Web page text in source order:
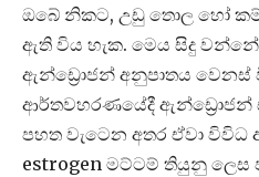
ඔබේ නිකට, උඩු තොල හෝ
ඇති විය හැක. මෙය සිදු
ඇන්ඩ්‍රොජන් අනුපාතය වෙනස්
ආර්තවහරණයේදී ඇන්ඩ්‍රොජන්
පහත වැටෙන අතර ඒවා විවිධ
estrogen මට්ටම් තියුනු ලෙස